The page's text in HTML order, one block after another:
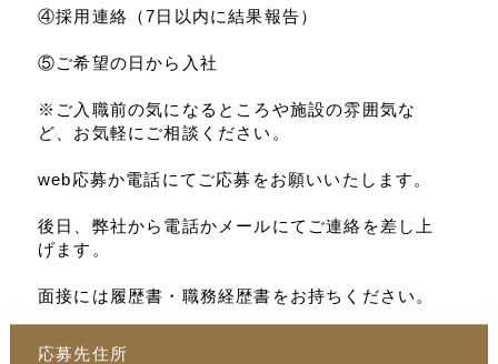
④採用連絡（7日以内に結果報告）
⑤ご希望の日から入社
※ご入職前の気になるところや施設の雰囲気な
ど、お気軽にご相談ください。
web応募か電話にてご応募をお願いいたします。
後日、弊社から電話かメールにてご連絡を差し上
げます。
面接には履歴書・職務経歴書をお持ちください。
応募先住所